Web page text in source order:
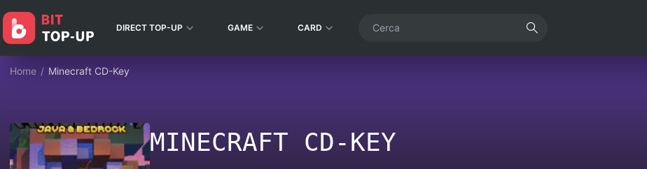
DIRECT TOP-UP GAME CARD
Home / Minecraft CD-Key
MINECRAFT CD-KEY